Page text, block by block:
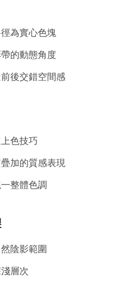
為實心色塊
的動態角度
後交錯空間感
色技巧
加的質感表現
整體色調
陰影範圍
層次